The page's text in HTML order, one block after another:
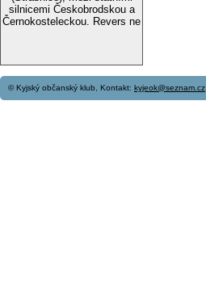
silnicemi Českobrodskou a
Černokosteleckou. Revers ne
© Kyjský občanský klub, Kontakt: kyjeok@seznam.cz